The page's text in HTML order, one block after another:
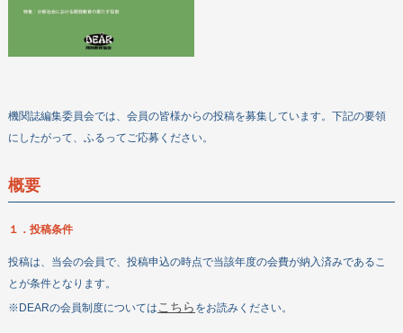
お問い合わせ
機関誌編集委員会では、会員の皆様からの投稿を募集しています。下記の要領
にしたがって、ふるってご応募ください。
概要
１．投稿条件
投稿は、当会の会員で、投稿申込の時点で当該年度の会費が納入済みであるこ
とが条件となります。
※DEARの会員制度については こちら をお読みください。